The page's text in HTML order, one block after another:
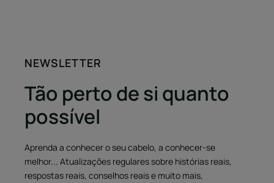
NEWSLETTER
Tão perto de si quanto
possível
Aprenda a conhecer o seu cabelo, a conhecer-se
melhor... Atualizações regulares sobre histórias reais,
respostas reais, conselhos reais e muito mais,